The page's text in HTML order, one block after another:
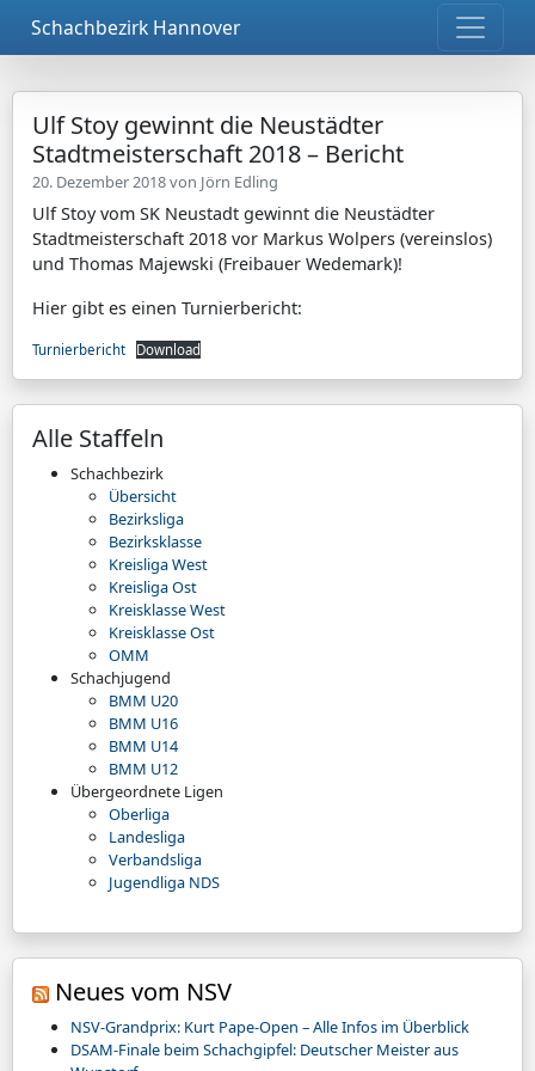
Schachbezirk Hannover
Ulf Stoy gewinnt die Neustädter
Stadtmeisterschaft 2018 – Bericht
20. Dezember 2018 von Jörn Edling
Ulf Stoy vom SK Neustadt gewinnt die Neustädter
Stadtmeisterschaft 2018 vor Markus Wolpers (vereinslos)
und Thomas Majewski (Freibauer Wedemark)!
Hier gibt es einen Turnierbericht:
Turnierbericht Download
Alle Staffeln
Schachbezirk
Übersicht
Bezirksliga
Bezirksklasse
Kreisliga West
Kreisliga Ost
Kreisklasse West
Kreisklasse Ost
OMM
Schachjugend
BMM U20
BMM U16
BMM U14
BMM U12
Übergeordnete Ligen
Oberliga
Landesliga
Verbandsliga
Jugendliga NDS
Neues vom NSV
NSV-Grandprix: Kurt Pape-Open – Alle Infos im Überblick
DSAM-Finale beim Schachgipfel: Deutscher Meister aus